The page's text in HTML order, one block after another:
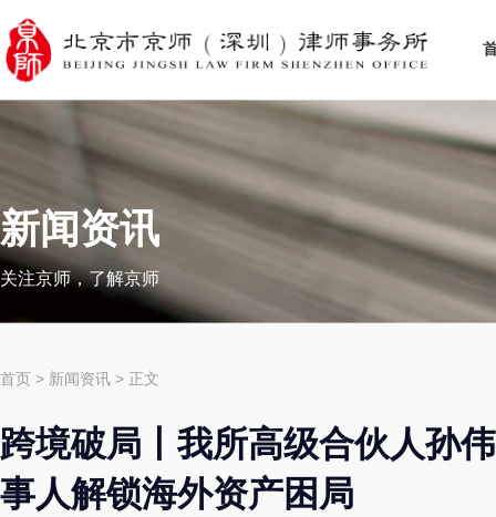
新闻资讯
关注京师，了解京师
首页 > 新闻资讯 > 正文
跨境破局丨我所高级合伙人孙
事人解锁海外资产困局